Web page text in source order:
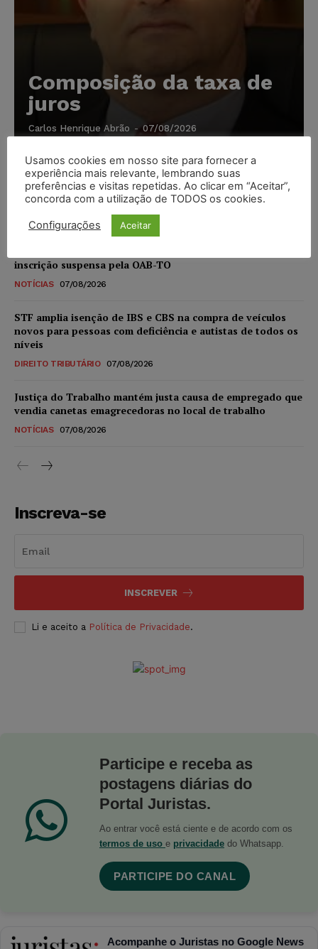
Composição da taxa de
juros
Carlos Henrique Abrão - 07/08/2026
Meta é alvo de denúncia após anúncios com conteúdo
sexual infantil gerado por IA circularem em suas
plataformas
inscrição suspensa pela OAB-TO
NOTÍCIAS 07/08/2026
STF amplia isenção de IBS e CBS na compra de veículos
novos para pessoas com deficiência e autistas de todos os
níveis
DIREITO TRIBUTÁRIO 07/08/2026
Justiça do Trabalho mantém justa causa de empregado que
vendia canetas emagrecedoras no local de trabalho
NOTÍCIAS 07/08/2026
Inscreva-se
INSCREVER
Li e aceito a Política de Privacidade.
Participe e receba as
postagens diárias do
Portal Juristas.
Ao entrar você está ciente e de acordo com os
termos de uso e privacidade do Whatsapp.
PARTICIPE DO CANAL
Acompanhe o Juristas no Google News
Usamos cookies em nosso site para fornecer a
experiência mais relevante, lembrando suas
preferências e visitas repetidas. Ao clicar em “Aceitar”,
concorda com a utilização de TODOS os cookies.
Configurações Aceitar